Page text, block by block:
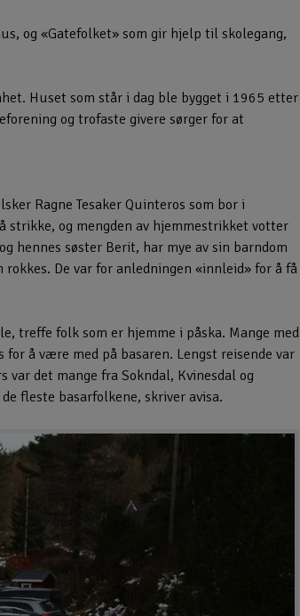
og «Gatefolket» som gir hjelp til skolegang,
Huset som står i dag ble bygget i 1965 etter
og trofaste givere sørger for at
Ragne Tesaker Quinteros som bor i
og mengden av hjemmestrikket votter
hennes søster Berit, har mye av sin barndom
De var for anledningen «innleid» for å få
treffe folk som er hjemme i påska. Mange med
å være med på basaren. Lengst reisende var
det mange fra Sokndal, Kvinesdal og
fleste basarfolkene, skriver avisa.